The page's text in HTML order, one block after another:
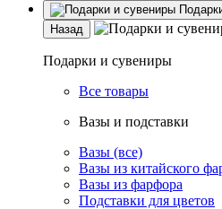
Назад
Подарки и сувениры
Все товары
Вазы и подставки
Вазы (все)
Вазы из китайского
Вазы из фарфора
Подставки для цветов